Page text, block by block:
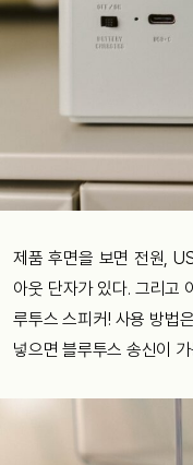
제품 후면을 보면 전원,
아웃 단자가 있다. 그리고
루투스 스피커! 사용 방법
넣으면 블루투스 송신이